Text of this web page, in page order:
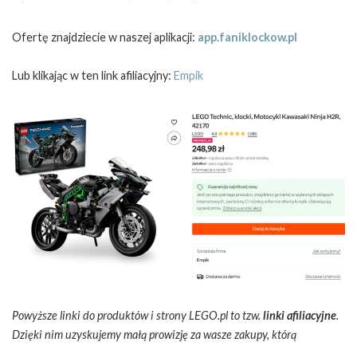
Ofertę znajdziecie w naszej aplikacji: app.faniklockow.pl
Lub klikając w ten link afiliacyjny: Empik
Powyższe linki do produktów i strony LEGO.pl to tzw. linki afiliacyjne.
Dzięki nim uzyskujemy małą prowizję za wasze zakupy, którą